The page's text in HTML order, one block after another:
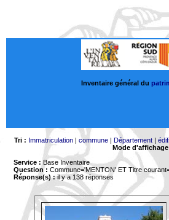
Inventaire général du
Tri : Immatriculation| commune| Département|
Mode d'affichage
Service : Base Inventaire
Question : Commune='MENTON' ET Titre
Réponse(s) :il y a 138 réponses